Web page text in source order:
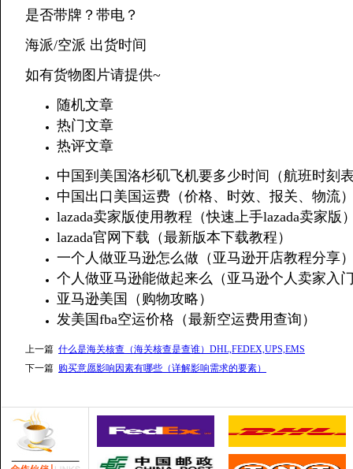
是否带牌？带电？
海派/空派 出货时间
如有货物图片请提供~
随机文章
热门文章
热评文章
中国到美国洛杉矶飞机要多少时间（航班时刻
中国出口美国运费（价格、时效、报关、物流
lazada卖家版使用教程（快速上手lazada卖家版
lazada官网下载（最新版本下载教程）
一个人做亚马逊怎么做（亚马逊开店教程分享
个人做亚马逊能做起来么（亚马逊个人卖家入
亚马逊美国（购物攻略）
发美国fba空运价格（最新空运费用查询）
上一篇 什么是海关核查（海关核查是查谁）DHL,FEDEX,UPS,EMS
下一篇 购买意愿影响因素有哪些（详解影响需求的要素）